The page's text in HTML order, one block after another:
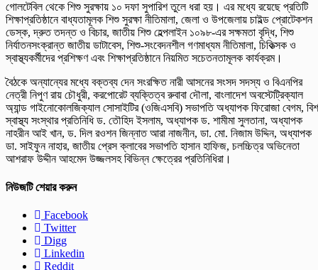
গোলটেবিল থেকে শিশু সুরক্ষায় ১০ দফা সুপারিশ তুলে ধরা হয়। এর মধ্যে রয়েছে প্রতিটি
শিক্ষাপ্রতিষ্ঠানে বাধ্যতামূলক শিশু সুরক্ষা নীতিমালা, জেলা ও উপজেলায় চাইল্ড প্রোটেকশন
ডেস্ক, দ্রুত তদন্ত ও বিচার, জাতীয় শিশু হেল্পলাইন ১০৯৮-এর সক্ষমতা বৃদ্ধি, শিশু
নির্যাতনসংক্রান্ত জাতীয় ডাটাবেস, শিশু-সংবেদনশীল গণমাধ্যম নীতিমালা, চিকিত্সক ও
স্বাস্থ্যকর্মীদের প্রশিক্ষণ এবং শিক্ষাপ্রতিষ্ঠানে নিয়মিত সচেতনতামূলক কার্যক্রম।
বৈঠকে অন্যান্যের মধ্যে বক্তব্য দেন সংরক্ষিত নারী আসনের সংসদ সদস্য ও বিএনপির
নেত্রী নিপুণ রায় চৌধুরী, করপোরেট ব্যক্তিত্ব রুবাবা দৌলা, বাংলাদেশ অবস্টেট্রিক্যাল
অ্যান্ড গাইনোকোলজিক্যাল সোসাইটির (ওজিএসবি) সভাপতি অধ্যাপক ফিরোজা বেগম,
স্বাস্থ্য সংস্থার প্রতিনিধি ড. তৌহিদ ইসলাম, অধ্যাপক ড. শামীমা সুলতানা, অধ্যাপক
নাহরীন আই খান, ড. দিল রওশন জিন্নাত আরা নাজনীন, ডা. মো. নিজাম উদ্দিন, অধ্যাপক
ডা. সাইফুন নাহার, জাতীয় প্রেস ক্লাবের সভাপতি হাসান হাফিজ, চলচ্চিত্র অভিনেতা
আশরাফ উদ্দীন আহমেদ উজ্জলসহ বিভিন্ন ক্ষেত্রের প্রতিনিধিরা।
নিউজটি শেয়ার করুন
Facebook
Twitter
Digg
Linkedin
Reddit